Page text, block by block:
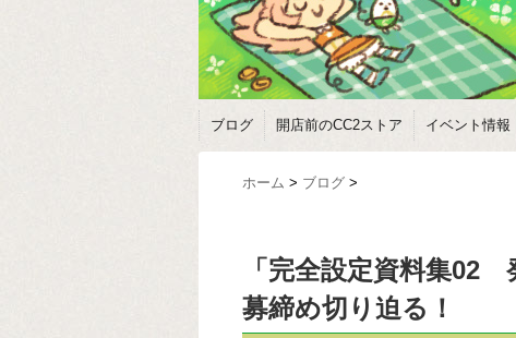
ブログ 開店前のCC2ストア イベント情報
ホーム > ブログ >
「完全設定資料集02
募締め切り迫る！